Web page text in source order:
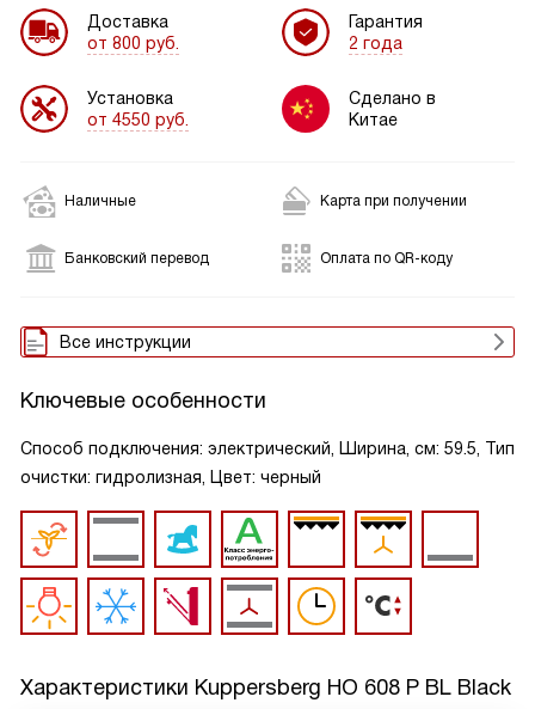
Доставка
от 800 руб.
Установка
от 4550 руб.
Гарантия
2 года
Сделано в
Китае
Наличные Карта при получении
Банковский перевод Оплата по QR-коду
Все инструкции
Ключевые особенности
Способ подключения: электрический, Ширина, см: 59.5, Тип
очистки: гидролизная, Цвет: черный
Характеристики Kuppersberg HO 608 P BL Black